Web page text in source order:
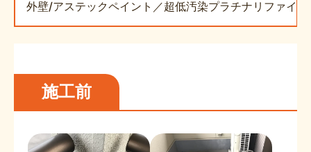
外壁/アステックペイント／超低汚染プラチナリファ
施工前